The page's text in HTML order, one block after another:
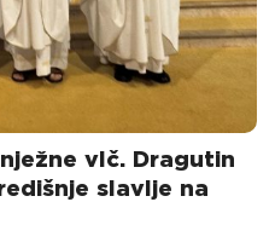
vlč. Dragutin
slavlje na